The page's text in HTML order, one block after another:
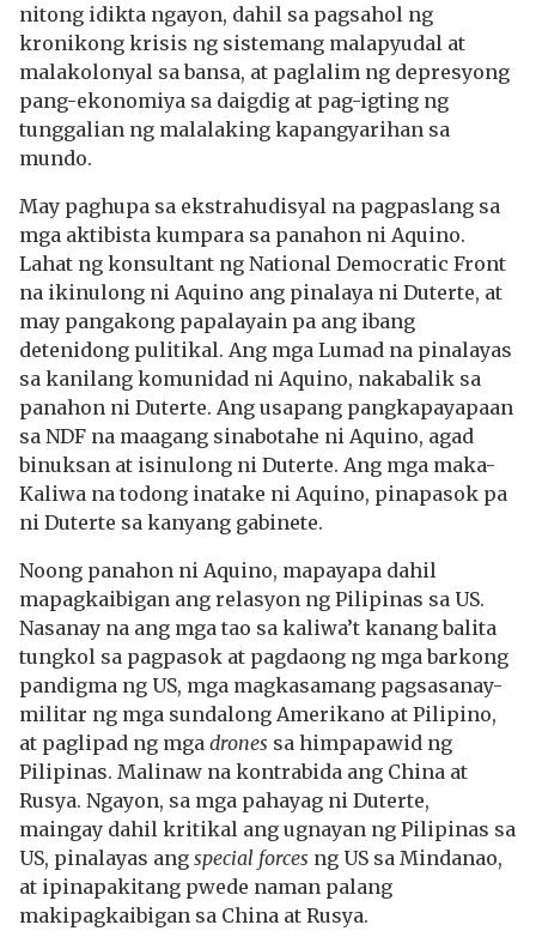
nitong idikta ngayon, dahil sa pagsahol ng
kronikong krisis ng sistemang malapyudal at
malakolonyal sa bansa, at paglalim ng depresyong
pang-ekonomiya sa daigdig at pag-igting ng
tunggalian ng malalaking kapangyarihan sa
mundo.
May paghupa sa ekstrahudisyal na pagpaslang sa
mga aktibista kumpara sa panahon ni Aquino.
Lahat ng konsultant ng National Democratic Front
na ikinulong ni Aquino ang pinalaya ni Duterte, at
may pangakong papalayain pa ang ibang
detenidong pulitikal. Ang mga Lumad na pinalayas
sa kanilang komunidad ni Aquino, nakabalik sa
panahon ni Duterte. Ang usapang pangkapayapaan
sa NDF na maagang sinabotahe ni Aquino, agad
binuksan at isinulong ni Duterte. Ang mga maka-
Kaliwa na todong inatake ni Aquino, pinapasok pa
ni Duterte sa kanyang gabinete.
Noong panahon ni Aquino, mapayapa dahil
mapagkaibigan ang relasyon ng Pilipinas sa US.
Nasanay na ang mga tao sa kaliwa’t kanang balita
tungkol sa pagpasok at pagdaong ng mga barkong
pandigma ng US, mga magkasamang pagsasanay-
militar ng mga sundalong Amerikano at Pilipino,
at paglipad ng mga drones sa himpapawid ng
Pilipinas. Malinaw na kontrabida ang China at
Rusya. Ngayon, sa mga pahayag ni Duterte,
maingay dahil kritikal ang ugnayan ng Pilipinas sa
US, pinalayas ang special forces ng US sa Mindanao,
at ipinapakitang pwede naman palang
makipagkaibigan sa China at Rusya.